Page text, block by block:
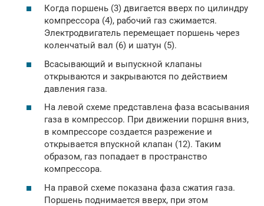
Когда поршень (3) двигается вверх по цилиндру
компрессора (4), рабочий газ сжимается.
Электродвигатель перемещает поршень через
коленчатый вал (6) и шатун (5).
Всасывающий и выпускной клапаны
открываются и закрываются по действием
давления газа.
На левой схеме представлена фаза всасывания
газа в компрессор. При движении поршня вниз,
в компрессоре создается разрежение и
открывается впускной клапан (12). Таким
образом, газ попадает в пространство
компрессора.
На правой схеме показана фаза сжатия газа.
Поршень поднимается вверх, при этом